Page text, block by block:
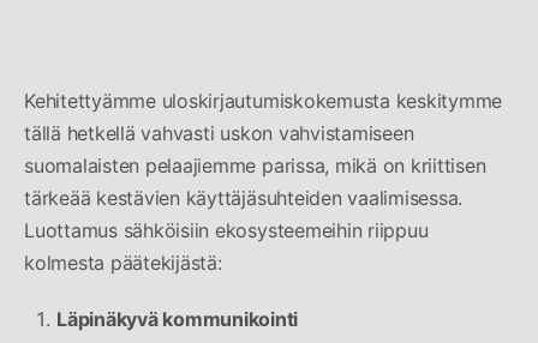
Kehitettyämme uloskirjautumiskokemusta keskitymme
tällä hetkellä vahvasti uskon vahvistamiseen
suomalaisten pelaajiemme parissa, mikä on kriittisen
tärkeää kestävien käyttäjäsuhteiden vaalimisessa.
Luottamus sähköisiin ekosysteemeihin riippuu
kolmesta päätekijästä:
Läpinäkyvä kommunikointi